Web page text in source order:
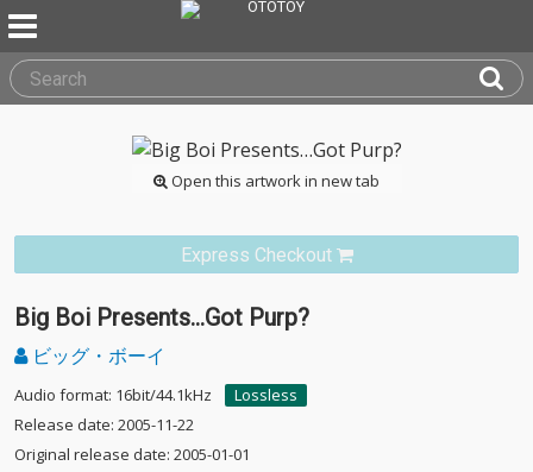
Open this artwork in new tab
Express Checkout
Big Boi Presents…Got Purp?
ビッグ・ボーイ
Audio format: 16bit/44.1kHz
Lossless
Release date: 2005-11-22
Original release date: 2005-01-01